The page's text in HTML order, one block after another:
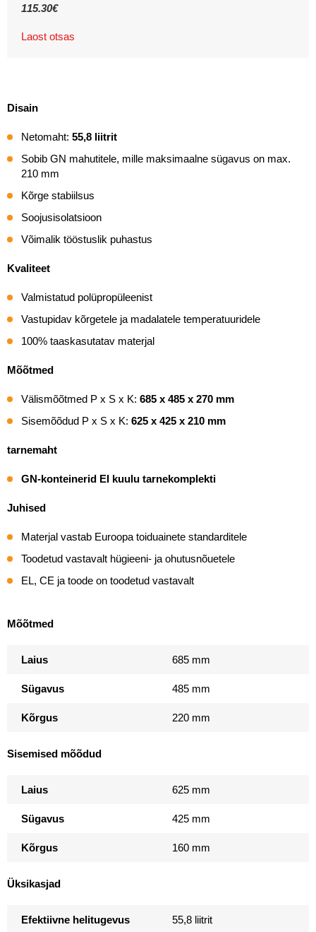
115.30€
Laost otsas
Disain
Netomaht: 55,8 liitrit
Sobib GN mahutitele, mille maksimaalne sügavus on max.
210 mm
Kõrge stabiilsus
Soojusisolatsioon
Võimalik tööstuslik puhastus
Kvaliteet
Valmistatud polüpropüleenist
Vastupidav kõrgetele ja madalatele temperatuuridele
100% taaskasutatav materjal
Mõõtmed
Välismõõtmed P x S x K: 685 x 485 x 270 mm
Sisemõõdud P x S x K: 625 x 425 x 210 mm
tarnemaht
GN-konteinerid EI kuulu tarnekomplekti
Juhised
Materjal vastab Euroopa toiduainete standarditele
Toodetud vastavalt hügieeni- ja ohutusnõuetele
EL, CE ja toode on toodetud vastavalt
Mõõtmed
Laius 685 mm
Sügavus 485 mm
Kõrgus 220 mm
Sisemised mõõdud
Laius 625 mm
Sügavus 425 mm
Kõrgus 160 mm
Üksikasjad
Efektiivne helitugevus 55,8 liitrit